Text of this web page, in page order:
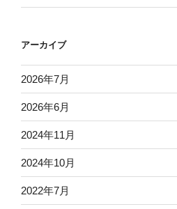
アーカイブ
2026年7月
2026年6月
2024年11月
2024年10月
2022年7月